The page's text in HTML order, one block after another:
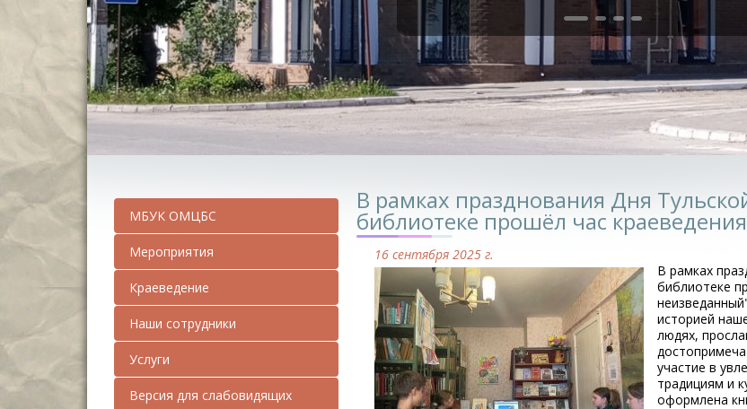
МБУК ОМЦБС
Мероприятия
Краеведение
Наши сотрудники
Услуги
Версия для слабовидящих
В рамках празднования Дня
библиотеке прошёл час
16 сентября 2025 г.
В рамках
библиотеке
историей
людях,
участие в
традициям и
оформлена